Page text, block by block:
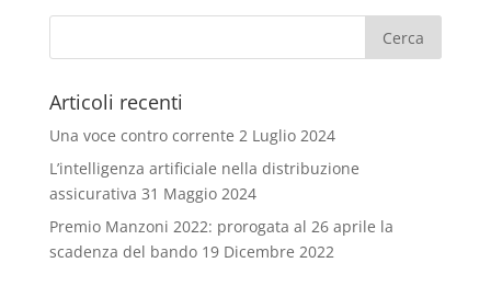
Articoli recenti
Una voce contro corrente 2 Luglio 2024
L’intelligenza artificiale nella distribuzione
assicurativa 31 Maggio 2024
Premio Manzoni 2022: prorogata al 26 aprile la
scadenza del bando 19 Dicembre 2022